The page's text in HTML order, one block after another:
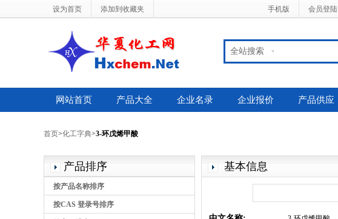
设为首页 添加到收藏夹 手机版 会员登陆
全站搜索
网站首页 产品大全 企业名录 企业报价 产品供应
首页>化工字典>3-环戊烯甲酸
产品排序
按产品名称排序
按CAS 登录号排序
基本信息